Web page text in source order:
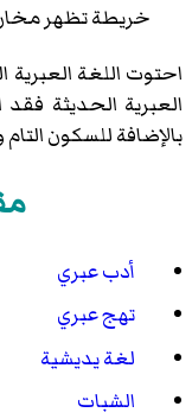
خريطة تظهر
بالإضافة للسكون
أدب عبري
تهج عبري
لغة يديشية
الشبات